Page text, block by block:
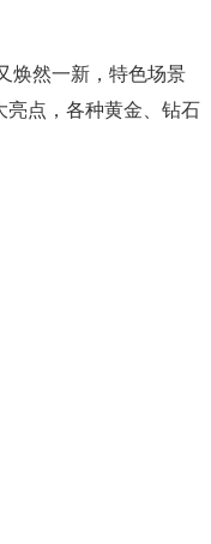
焕然一新，特色场景
亮点，各种黄金、钻石